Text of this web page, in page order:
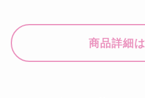
商品詳細